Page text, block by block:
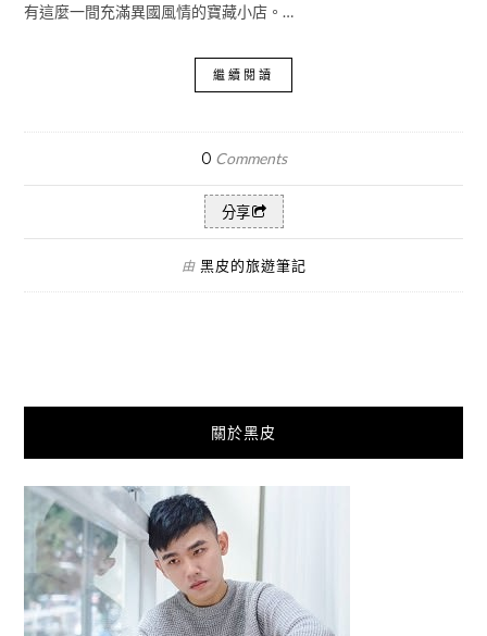
有這麼一間充滿異國風情的寶藏小店。…
繼續閱讀
0 Comments
分享
由 黑皮的旅遊筆記
關於黑皮